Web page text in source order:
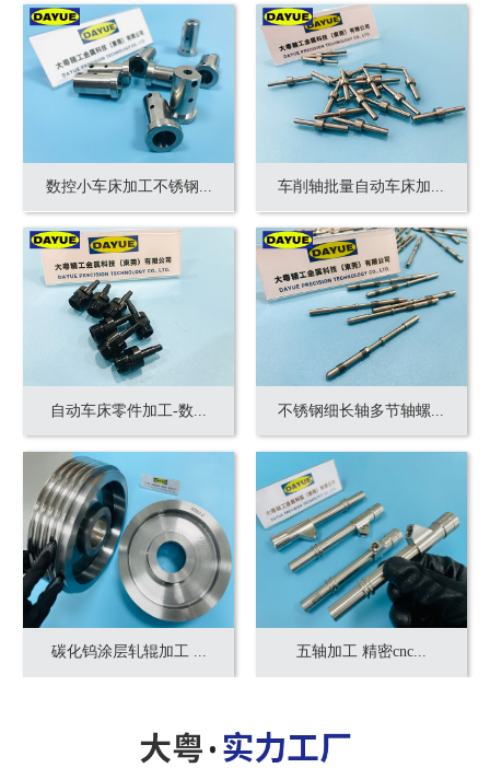
数控小车床加工不锈钢... 车削轴批量自动车床加...
自动车床零件加工-数... 不锈钢细长轴多节轴螺...
碳化钨涂层轧辊加工 ... 五轴加工 精密cnc...